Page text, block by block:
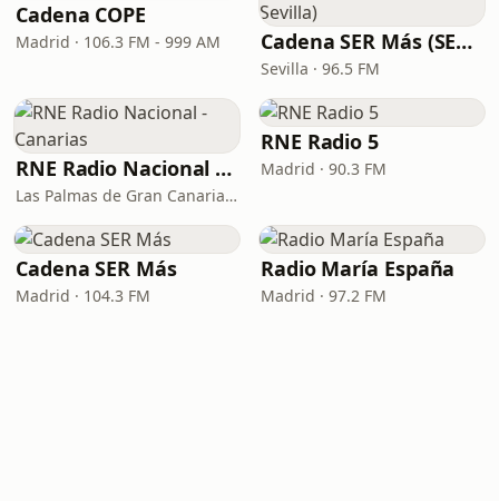
Cadena COPE
Madrid · 106.3 FM - 999 AM Cadena SER Más (SER+ Sevilla)
Sevilla · 96.5 FM
RNE Radio Nacional - Canarias
Las Palmas de Gran Canaria · 92.8 FM
RNE Radio 5
Madrid · 90.3 FM
Cadena SER Más
Madrid · 104.3 FM
Radio María España
Madrid · 97.2 FM